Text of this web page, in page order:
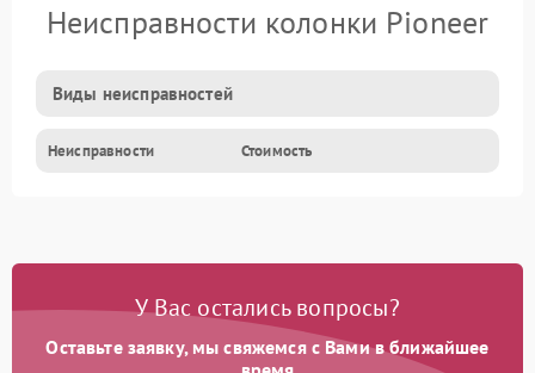
Неисправности колонки Pioneer
Виды неисправностей
Неисправности Стоимость
У Вас остались вопросы?
Оставьте заявку, мы свяжемся с Вами в ближайшее